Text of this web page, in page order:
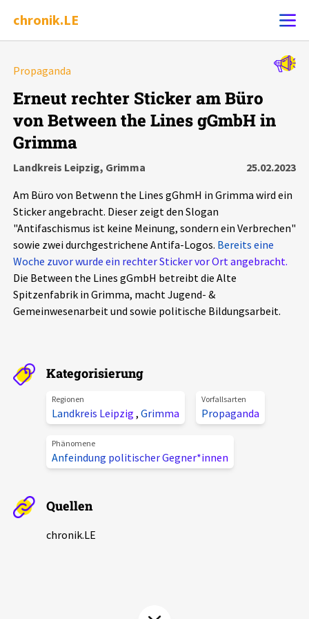
chronik.LE
Chronik
Dossiers
Schlaglichter
Phänomene
Alle Beiträge
Pressemitteilungen
Podcasts
Über uns
Projektbeschreibung
Unterstützer_innen
chronik.LE in der Presse
Propaganda
Erneut rechter Sticker am Büro
von Between the Lines gGmbH in
Grimma
Landkreis Leipzig, Grimma
25.02.2023
Am Büro von Betwenn the Lines gGhmH in Grimma wird ein
Sticker angebracht. Dieser zeigt den Slogan
"Antifaschismus ist keine Meinung, sondern ein Verbrechen"
sowie zwei durchgestrichene Antifa-Logos. Bereits eine
Woche zuvor wurde ein rechter Sticker vor Ort angebracht.
Die Between the Lines gGmbH betreibt die Alte
Spitzenfabrik in Grimma, macht Jugend- &
Gemeinwesenarbeit und sowie politische Bildungsarbeit.
Kategorisierung
Regionen
Landkreis Leipzig , Grimma
Vorfallsarten
Propaganda
Phänomene
Anfeindung politischer Gegner*innen
Quellen
chronik.LE
Alle Ereignisse
Ereignisse Statistik
Filter Erklärungen